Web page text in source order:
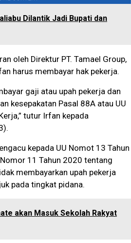
Dilantik Jadi Bupati dan
oleh Direktur PT. Tamael Group,
harus membayar hak pekerja.
gaji atau upah pekerja dan
kesepakatan Pasal 88A atau UU
tutur Irfan kepada
kepada UU Nomot 13 Tahun
11 Tahun 2020 tentang
membayarkan upah pekerja
pada tingkat pidana.
akan Masuk Sekolah Rakyat